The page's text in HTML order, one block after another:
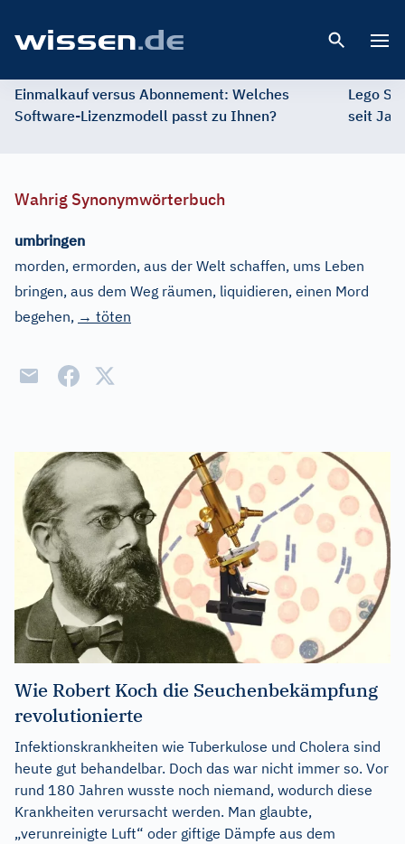
Einmalkauf versus Abonnement: Welches
Software-Lizenzmodell passt zu Ihnen?
Lego
seit
Wahrig Synonymwörterbuch
umbringen
morden, ermorden, aus der Welt schaffen, ums Leben
bringen, aus dem Weg räumen, liquidieren, einen Mord
begehen, → töten
Wie Robert Koch die Seuchenbekämpfung
revolutionierte
Infektionskrankheiten wie Tuberkulose und Cholera sind
heute gut behandelbar. Doch das war nicht immer so. Vor
rund 180 Jahren wusste noch niemand, wodurch diese
Krankheiten verursacht werden. Man glaubte,
„verunreinigte Luft“ oder giftige Dämpfe aus dem